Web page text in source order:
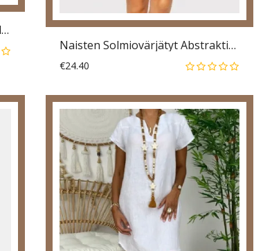
Auringonkukkakuvioinen O-Kaula-Aukkoinen Hihaton Rento Minimekko
Naisten Solmiovärjätyt Abstraktiprinttirennot Pitkähihaiset Mekot
€24.40